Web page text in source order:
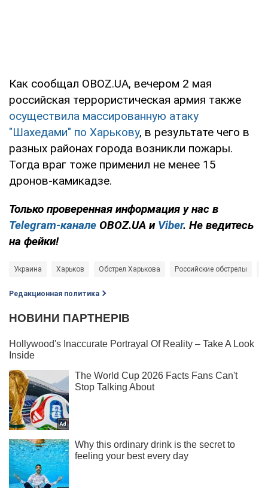
Как сообщал OBOZ.UA, вечером 2 мая
российская террористическая армия также
осуществила массированную атаку
"Шахедами" по Харькову, в результате чего в
разных районах города возникли пожары.
Тогда враг тоже применил не менее 15
дронов-камикадзе.
Только проверенная информация у нас в
Telegram-канале OBOZ.UA и Viber. Не ведитесь
на фейки!
Украина Харьков Обстрел Харькова Российские обстрелы
Редакционная политика